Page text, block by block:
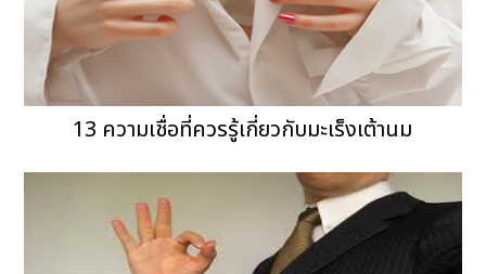
13 ความเชื่อที่ควรรู้เกี่ยวกับมะเร็งเต้านม